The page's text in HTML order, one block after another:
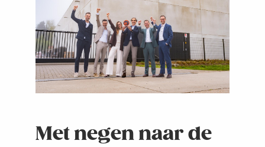
Met negen naar de